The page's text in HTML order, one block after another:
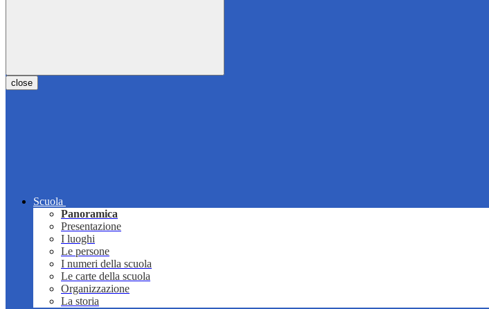
close
Scuola
Panoramica
Presentazione
I luoghi
Le persone
I numeri della scuola
Le carte della scuola
Organizzazione
La storia